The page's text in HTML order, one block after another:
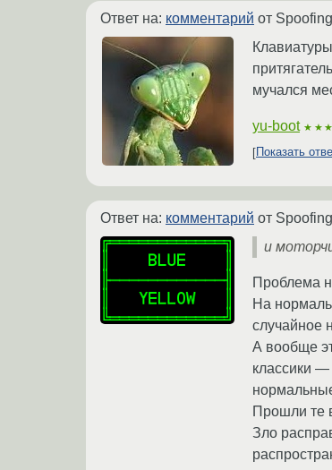
Ответ на: комментарий от Spoofing
мучался
yu-boot
Показать
Ответ на: комментарий от Spoofing
и
Проблема
На
случайное
А вообще
классики —
Прошли те
Зло